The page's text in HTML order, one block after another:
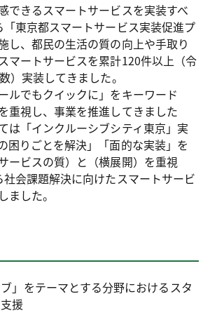
できるスマートサービスを実装すべ
「東京都スマートサービス実装促進プ
し、都民の生活の質の向上や手取り
マートサービスを累計120件以上（令
）実装してきました。
ルでもクイックに」をキーワード
重視し、事業を推進してきました
は「インクルーシブシティ東京」実
困りごとを解決」「面的な実装」を
ービスの質）と（横展開）を重視
社会課題解決に向けたスマートサービ
ました。
ブ」をテーマとする分野におけるスタ
援